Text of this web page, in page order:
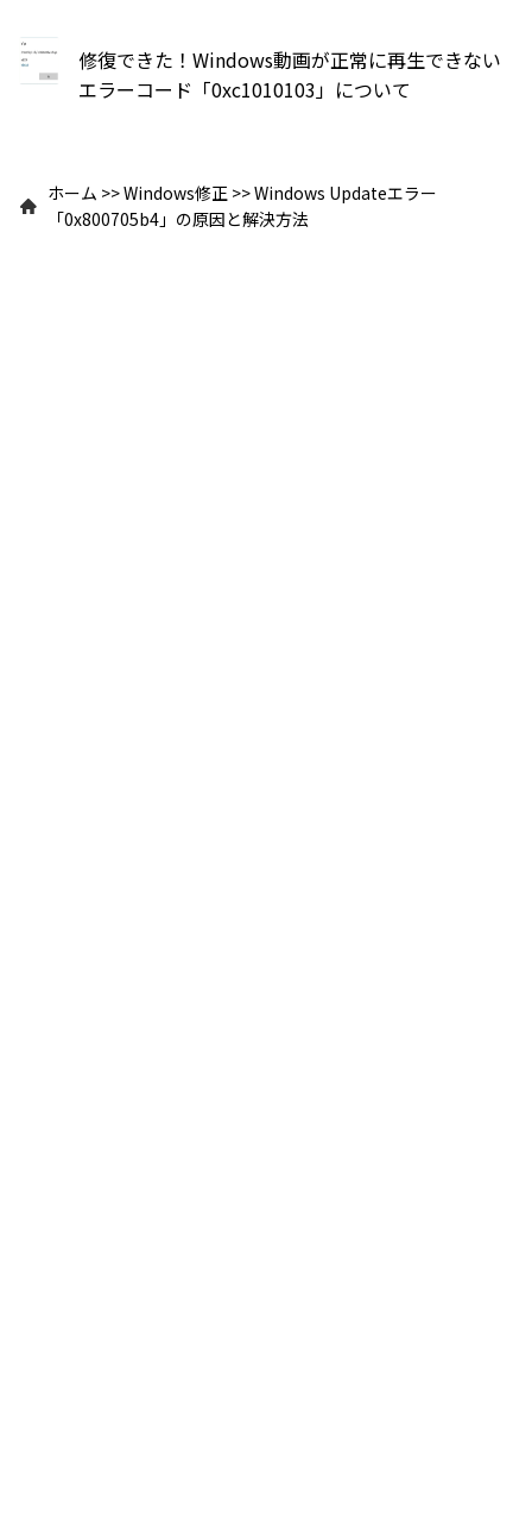
修復できた！Windows動画が正常に再生できない
エラーコード「0xc1010103」について
ホーム >>Windows修正 >>Windows Updateエラー
「0x800705b4」の原因と解決方法